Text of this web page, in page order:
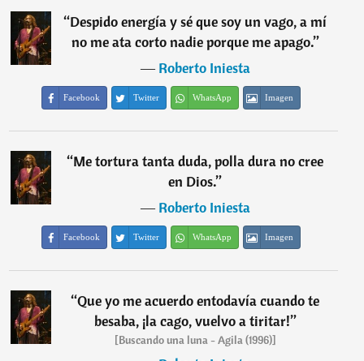
“Despido energía y sé que soy un vago, a mí
no me ata corto nadie porque me apago.”
―Roberto Iniesta
Facebook Twitter WhatsApp Imagen
“Me tortura tanta duda, polla dura no cree
en Dios.”
―Roberto Iniesta
Facebook Twitter WhatsApp Imagen
“Que yo me acuerdo entodavía cuando te
besaba, ¡la cago, vuelvo a tiritar!”
[Buscando una luna - Agila (1996)]